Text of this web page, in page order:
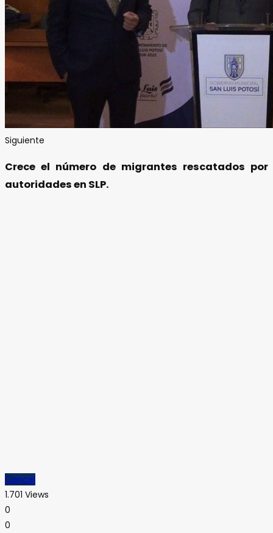
Siguiente
Crece el número de migrantes rescatados por
autoridades en SLP.
Cancel
1.701 Views
0
0